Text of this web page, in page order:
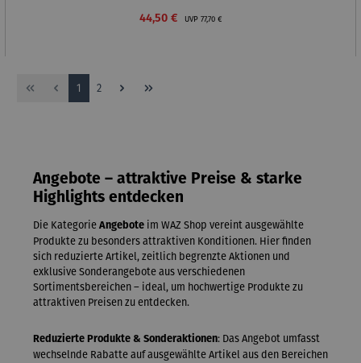
Verkaufspreis:
44,50 € UVP Regulärer Preis:
77,70 €
Seite
1 Seite
2
Angebote – attraktive Preise & starke
Highlights entdecken
Die Kategorie Angebote im WAZ Shop vereint ausgewählte
Produkte zu besonders attraktiven Konditionen. Hier finden
sich reduzierte Artikel, zeitlich begrenzte Aktionen und
exklusive Sonderangebote aus verschiedenen
Sortimentsbereichen – ideal, um hochwertige Produkte zu
attraktiven Preisen zu entdecken.
Reduzierte Produkte & Sonderaktionen: Das Angebot umfasst
wechselnde Rabatte auf ausgewählte Artikel aus den Bereichen